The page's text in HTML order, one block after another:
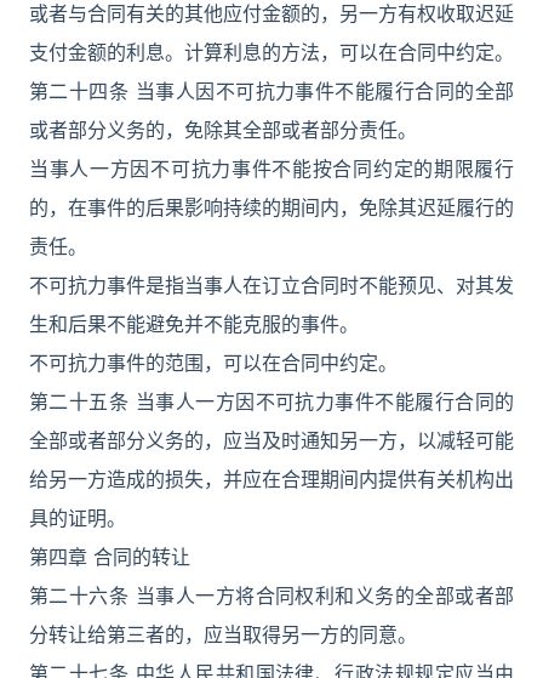
或者与合同有关的其他应付金额的，另一方有权收取迟延
支付金额的利息。计算利息的方法，可以在合同中约定。
第二十四条 当事人因不可抗力事件不能履行合同的全部
或者部分义务的，免除其全部或者部分责任。
当事人一方因不可抗力事件不能按合同约定的期限履行
的，在事件的后果影响持续的期间内，免除其迟延履行的
责任。
不可抗力事件是指当事人在订立合同时不能预见、对其发
生和后果不能避免并不能克服的事件。
不可抗力事件的范围，可以在合同中约定。
第二十五条 当事人一方因不可抗力事件不能履行合同的
全部或者部分义务的，应当及时通知另一方，以减轻可能
给另一方造成的损失，并应在合理期间内提供有关机构出
具的证明。
第四章 合同的转让
第二十六条 当事人一方将合同权利和义务的全部或者部
分转让给第三者的，应当取得另一方的同意。
第二十七条 中华人民共和国法律、行政法规规定应当由